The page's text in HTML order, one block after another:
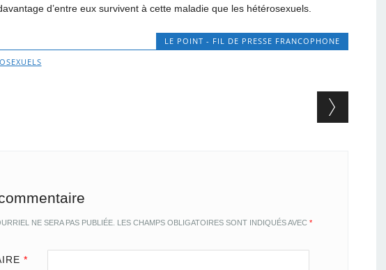
d’entre eux survivent à cette maladie que les hétérosexuels.
LE POINT - FIL DE PRESSE FRANCOPHONE
NE SERA PAS PUBLIÉE. LES CHAMPS OBLIGATOIRES SONT INDIQUÉS AVEC *
*